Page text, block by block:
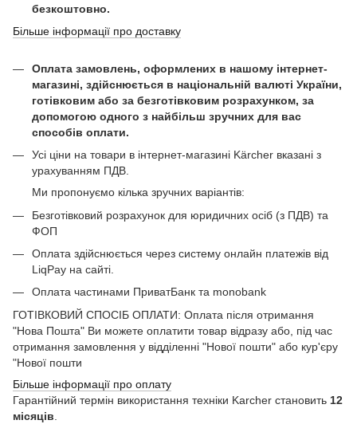
безкоштовно.
Більше інформації про доставку
Оплата замовлень, оформлених в нашому інтернет-
магазині, здійснюється в національній валюті України,
готівковим або за безготівковим розрахунком, за
допомогою одного з найбільш зручних для вас
способів оплати.
Усі ціни на товари в інтернет-магазині Kärcher вказані з
урахуванням ПДВ.
Ми пропонуємо кілька зручних варіантів:
Безготівковий розрахунок для юридичних осіб (з ПДВ) та
ФОП
Оплата здійснюється через систему онлайн платежів від
LiqPay на сайті.
Оплата частинами ПриватБанк та monobank
ГОТІВКОВИЙ СПОСІБ ОПЛАТИ: Оплата після отримання
"Нова Пошта" Ви можете оплатити товар відразу або, під час
отримання замовлення у відділенні "Нової пошти" або кур'єру
"Нової пошти
Більше інформації про оплату
Гарантійний термін використання техніки Karcher становить 12
місяців